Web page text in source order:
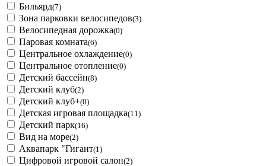
Бильярд(7)
Зона парковки велосипедов(3)
Велосипедная дорожка(0)
Паровая комната(6)
Центральное охлаждение(0)
Центральное отопление(0)
Детский бассейн(8)
Детский клуб(2)
Детский клуб+(0)
Детская игровая площадка(11)
Детский парк(16)
Вид на море(2)
Аквапарк "Гигант(1)
Цифровой игровой салон(2)